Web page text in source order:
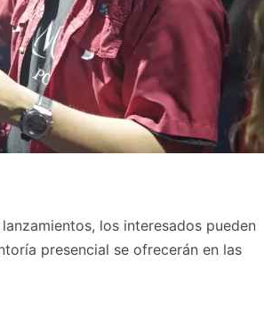
los interesados pueden
presencial se ofrecerán en las